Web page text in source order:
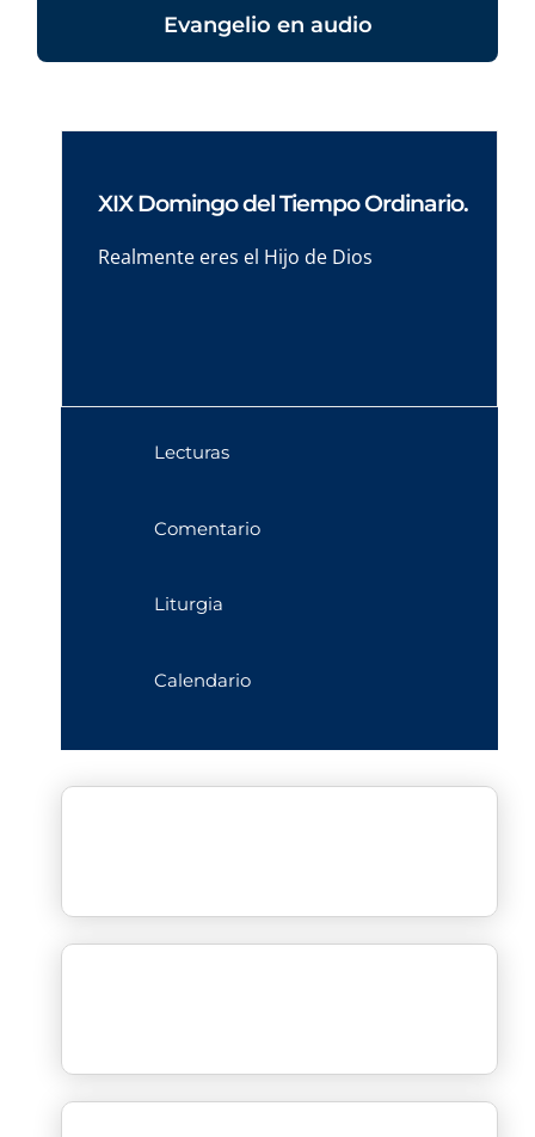
Evangelio en audio
XIX Domingo del Tiempo Ordinario.
Realmente eres el Hijo de Dios
Lecturas
Comentario
Liturgia
Calendario